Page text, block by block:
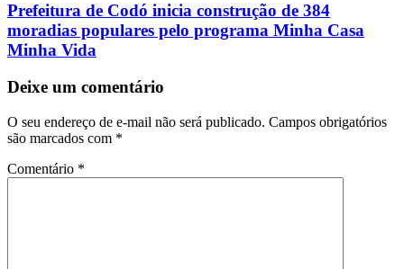
Prefeitura de Codó inicia construção de 384
moradias populares pelo programa Minha Casa
Minha Vida
Deixe um comentário
O seu endereço de e-mail não será publicado. Campos obrigatórios
são marcados com *
Comentário *